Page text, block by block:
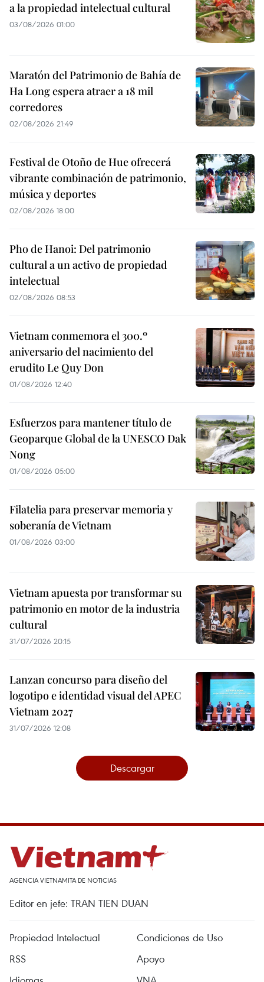
a la propiedad intelectual cultural
03/08/2026 01:00
Maratón del Patrimonio de Bahía de
Ha Long espera atraer a 18 mil
corredores
02/08/2026 21:49
Festival de Otoño de Hue ofrecerá
vibrante combinación de patrimonio,
música y deportes
02/08/2026 18:00
Pho de Hanoi: Del patrimonio
cultural a un activo de propiedad
intelectual
02/08/2026 08:53
Vietnam conmemora el 300.º
aniversario del nacimiento del
erudito Le Quy Don
01/08/2026 12:40
Esfuerzos para mantener título de
Geoparque Global de la UNESCO Dak
Nong
01/08/2026 05:00
Filatelia para preservar memoria y
soberanía de Vietnam
01/08/2026 03:00
Vietnam apuesta por transformar su
patrimonio en motor de la industria
cultural
31/07/2026 20:15
Lanzan concurso para diseño del
logotipo e identidad visual del APEC
Vietnam 2027
31/07/2026 12:08
Descargar
AGENCIA VIETNAMITA DE NOTICIAS
Editor en jefe: TRAN TIEN DUAN
Propiedad Intelectual
Condiciones de Uso
RSS
Apoyo